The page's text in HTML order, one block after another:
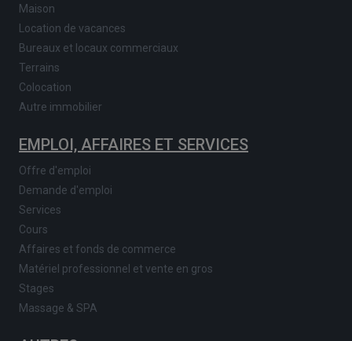
Maison
Location de vacances
Bureaux et locaux commerciaux
Terrains
Colocation
Autre immobilier
EMPLOI, AFFAIRES ET SERVICES
Offre d'emploi
Demande d'emploi
Services
Cours
Affaires et fonds de commerce
Matériel professionnel et vente en gros
Stages
Massage & SPA